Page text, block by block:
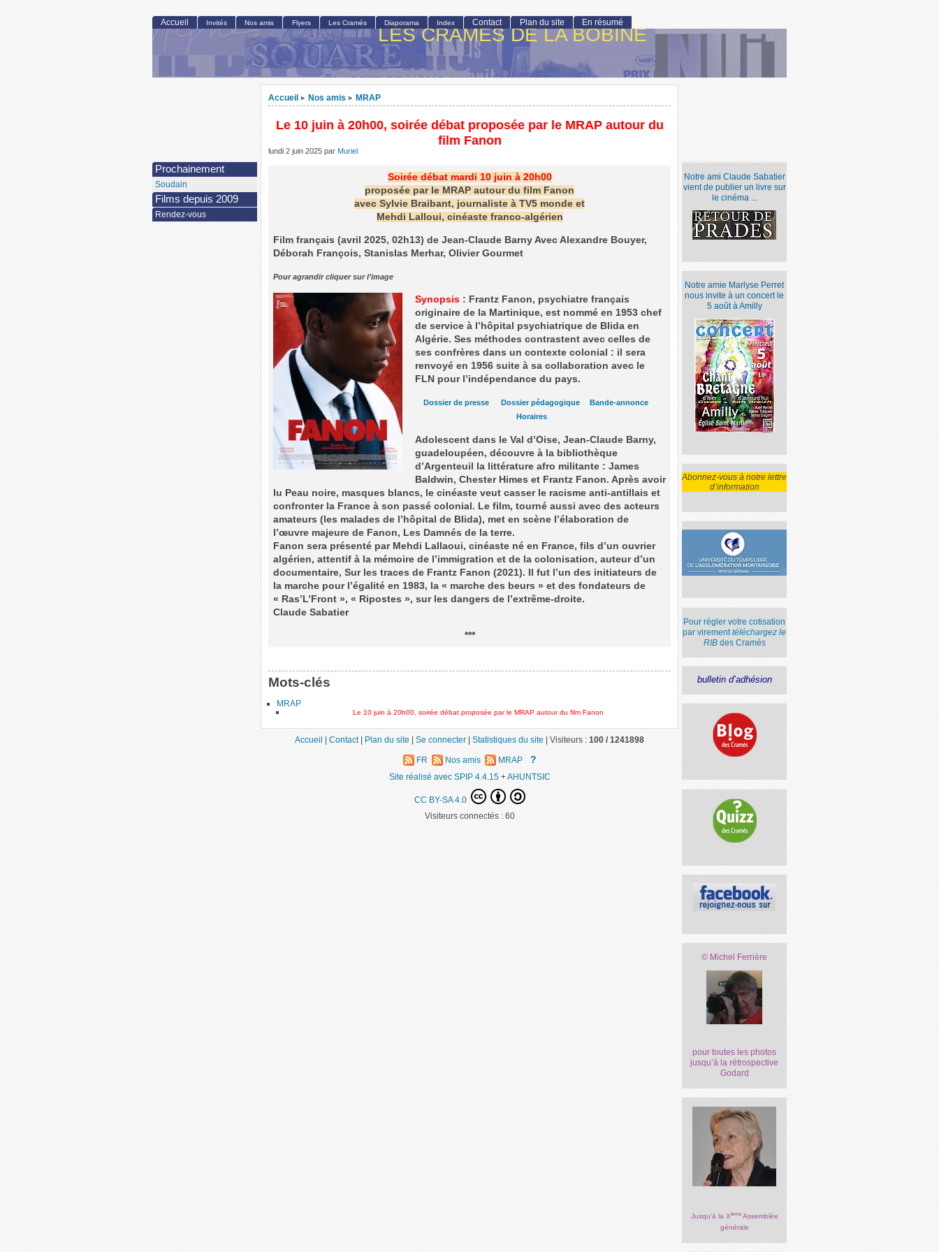
LES CRAMÉS DE LA BOBINE
Accueil > Nos amis > MRAP
Le 10 juin à 20h00, soirée débat proposée par le MRAP autour du
film Fanon
lundi 2 juin 2025 par Muriel
Soirée débat mardi 10 juin à 20h00
proposée par le MRAP autour du film Fanon
avec Sylvie Braibant, journaliste à TV5 monde et
Mehdi Lalloui, cinéaste franco-algérien
Film français (avril 2025, 02h13) de Jean-Claude Barny Avec Alexandre Bouyer,
Déborah François, Stanislas Merhar, Olivier Gourmet
Pour agrandir cliquer sur l’image
Synopsis: Frantz Fanon, psychiatre français
originaire de la Martinique, est nommé en 1953 chef
de service à l’hôpital psychiatrique de Blida en
Algérie. Ses méthodes contrastent avec celles de
ses confrères dans un contexte colonial : il sera
renvoyé en 1956 suite à sa collaboration avec le
FLN pour l’indépendance du pays.
Dossier de presse Dossier pédagogique
Bande-annonce
Horaires
Adolescent dans le Val d’Oise, Jean-Claude Barny,
guadeloupéen, découvre à la bibliothèque
d’Argenteuil la littérature afro militante : James
Baldwin, Chester Himes et Frantz Fanon. Après avoir
lu Peau noire, masques blancs, le cinéaste veut casser le racisme anti-antillais et
confronter la France à son passé colonial. Le film, tourné aussi avec des acteurs
amateurs (les malades de l’hôpital de Blida), met en scène l’élaboration de
l’œuvre majeure de Fanon, Les Damnés de la terre.
Fanon sera présenté par Mehdi Lallaoui, cinéaste né en France, fils d’un ouvrier
algérien, attentif à la mémoire de l’immigration et de la colonisation, auteur d’un
documentaire, Sur les traces de Frantz Fanon (2021). Il fut l’un des initiateurs de
la marche pour l’égalité en 1983, la « marche des beurs » et des fondateurs de
« Ras’L’Front », « Ripostes », sur les dangers de l’extrême-droite.
Claude Sabatier
***
Mots-clés
MRAP
Le 10 juin à 20h00, soirée débat proposée par le MRAP autour du film Fanon
Notre ami Claude Sabatier
vient de publier un livre sur
le cinéma ...
Notre amie Marlyse Perret
nous invite à un concert le
5 août à Amilly
Abonnez-vous à notre lettre
d’information
Pour régler votre cotisation
par virementtéléchargez le
RIBdes Cramés
bulletin d’adhésion
© Michel Ferrière
pour toutes les photos
jusqu’à la rétrospective
Godard
Jusqu’à la XèmeAssemblée
générale
Accueil Invités Nos amis Flyers Les Cramés Diaporama Index Contact Plan du site En résumé
Prochainement
Soudain
Films depuis 2009
Rendez-vous
Accueil|Contact|Plan du site|Se connecter|Statistiques du site|Visiteurs :100 / 1241898
FR Nos amis MRAP ?
Site réalisé avec SPIP 4.4.15+AHUNTSIC
CC BY-SA 4.0
Visiteurs connectés :60